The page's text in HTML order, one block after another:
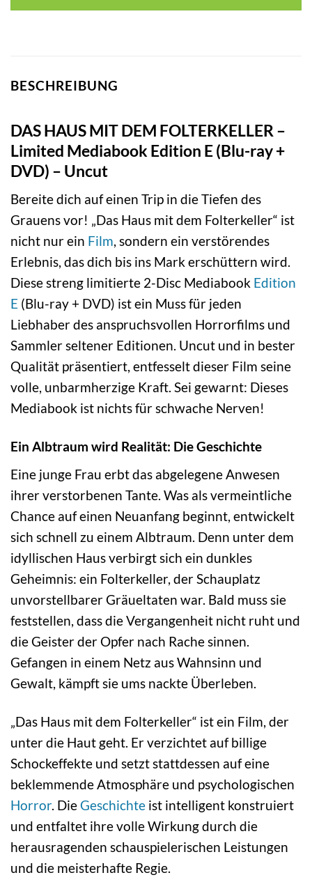
BESCHREIBUNG
DAS HAUS MIT DEM FOLTERKELLER –
Limited Mediabook Edition E (Blu-ray +
DVD) – Uncut
Bereite dich auf einen Trip in die Tiefen des
Grauens vor! „Das Haus mit dem Folterkeller“ ist
nicht nur ein Film, sondern ein verstörendes
Erlebnis, das dich bis ins Mark erschüttern wird.
Diese streng limitierte 2-Disc Mediabook Edition
E (Blu-ray + DVD) ist ein Muss für jeden
Liebhaber des anspruchsvollen Horrorfilms und
Sammler seltener Editionen. Uncut und in bester
Qualität präsentiert, entfesselt dieser Film seine
volle, unbarmherzige Kraft. Sei gewarnt: Dieses
Mediabook ist nichts für schwache Nerven!
Ein Albtraum wird Realität: Die Geschichte
Eine junge Frau erbt das abgelegene Anwesen
ihrer verstorbenen Tante. Was als vermeintliche
Chance auf einen Neuanfang beginnt, entwickelt
sich schnell zu einem Albtraum. Denn unter dem
idyllischen Haus verbirgt sich ein dunkles
Geheimnis: ein Folterkeller, der Schauplatz
unvorstellbarer Gräueltaten war. Bald muss sie
feststellen, dass die Vergangenheit nicht ruht und
die Geister der Opfer nach Rache sinnen.
Gefangen in einem Netz aus Wahnsinn und
Gewalt, kämpft sie ums nackte Überleben.
„Das Haus mit dem Folterkeller“ ist ein Film, der
unter die Haut geht. Er verzichtet auf billige
Schockeffekte und setzt stattdessen auf eine
beklemmende Atmosphäre und psychologischen
Horror. DieGeschichte ist intelligent konstruiert
und entfaltet ihre volle Wirkung durch die
herausragenden schauspielerischen Leistungen
und die meisterhafte Regie.